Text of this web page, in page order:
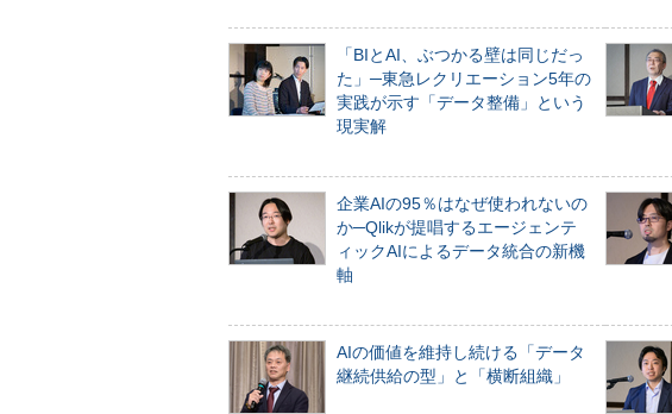
「BIとAI、ぶつかる壁は同じだっ
た」─東急レクリエーション5年の
実践が示す「データ整備」という
現実解
企業AIの95％はなぜ使われないの
か─Qlikが提唱するエージェンテ
ィックAIによるデータ統合の新機
軸
AIの価値を維持し続ける「データ
継続供給の型」と「横断組織」